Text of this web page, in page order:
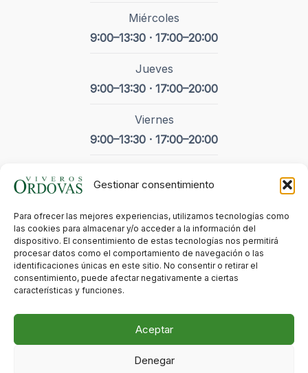
Gestionar consentimiento
Para ofrecer las mejores experiencias, utilizamos tecnologías como
las cookies para almacenar y/o acceder a la información del
dispositivo. El consentimiento de estas tecnologías nos permitirá
procesar datos como el comportamiento de navegación o las
identificaciones únicas en este sitio. No consentir o retirar el
consentimiento, puede afectar negativamente a ciertas
características y funciones.
Aceptar
Denegar
Miércoles
9:00–13:30 · 17:00–20:00
Jueves
9:00–13:30 · 17:00–20:00
Viernes
9:00–13:30 · 17:00–20:00
9:00-14:00
Domingo
Cerrado
- Festivos
Todos los derechos © 2026 Viveros Ordovás | Hecho con cariño